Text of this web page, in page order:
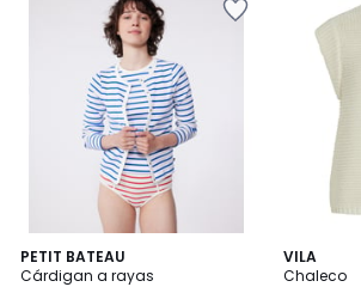
PETIT BATEAU
Cárdigan a rayas
3
/
VILA
Chaleco
5
/